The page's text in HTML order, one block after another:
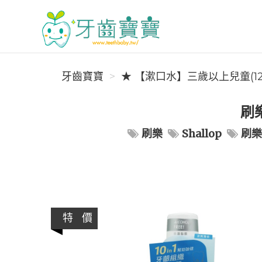
牙齒寶寶
牙齒寶寶
★ 【漱口水】三歲以上兒童
刷
刷樂 Shallop 刷
特 價